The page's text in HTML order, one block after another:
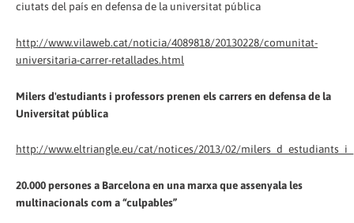
ciutats del país en defensa de la universitat pública
http://www.vilaweb.cat/noticia/4089818/20130228/comunitat-
universitaria-carrer-retallades.html
Milers d'estudiants i professors prenen els carrers en defensa de la
Universitat pública
http://www.eltriangle.eu/cat/notices/2013/02/
20.000 persones a Barcelona en una marxa que assenyala les
multinacionals com a “culpables”